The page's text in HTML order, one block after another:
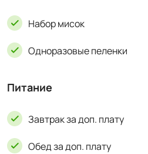
Набор мисок
Одноразовые пеленки
Питание
Завтрак за доп. плату
Обед за доп. плату